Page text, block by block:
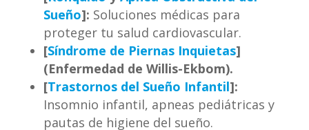
Sueño]: Soluciones médicas para
proteger tu salud cardiovascular.
[Síndrome de Piernas Inquietas]
(Enfermedad de Willis-Ekbom).
[Trastornos del Sueño Infantil]:
Insomnio infantil, apneas pediátricas y
pautas de higiene del sueño.